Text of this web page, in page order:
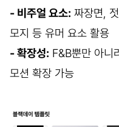
- 비주얼 요소: 짜장면,
모지 등 유머 요소 활용
- 확장성: F&B뿐만 아니
모션 확장 가능